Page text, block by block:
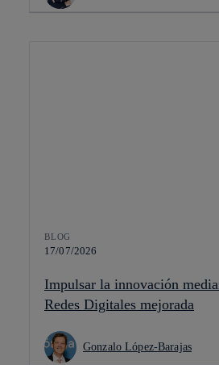
BLOG
17/07/2026
Impulsar la innovación
Redes Digitales mejorada
Gonzalo López-Barajas